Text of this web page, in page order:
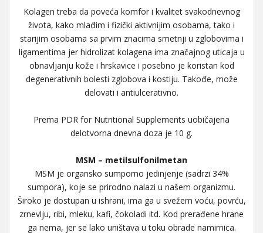
Kolagen treba da poveća komfor i kvalitet svakodnevnog
života, kako mlađim i fizički aktivnijim osobama, tako i
starijim osobama sa prvim znacima smetnji u zglobovima i
ligamentima jer hidrolizat kolagena ima značajnog uticaja u
obnavljanju kože i hrskavice i posebno je koristan kod
degenerativnih bolesti zglobova i kostiju. Takođe, može
delovati i antiulcerativno.
Prema PDR for Nutritional Supplements uobičajena
delotvorna dnevna doza je 10 g.
MSM – metilsulfonilmetan
MSM je organsko sumporno jedinjenje (sadrzi 34%
sumpora), koje se prirodno nalazi u našem organizmu.
Široko je dostupan u ishrani, ima ga u svežem voću, povrću,
zrnevlju, ribi, mleku, kafi, čokoladi itd. Kod prerađene hrane
ga nema, jer se lako uništava u toku obrade namirnica.